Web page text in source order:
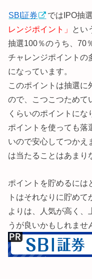
SBI証券 ではIPO抽
レンジポイント」 とい
抽選100％のうち、70
チャレンジポイントの
になっています。
このポイントは抽選に
ので、こつこつためて
くらいのポイントにな
ポイントを使っても落
いので安心してつかえ
は当たることはあまり
ポイントを貯めるには
トはそれなりに貯め
よりは、人気が高く、
うが良いかもしれませ